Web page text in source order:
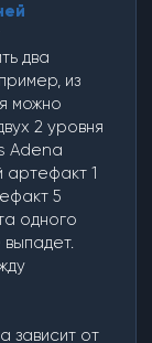
два
из
можно
2 уровня
Adena
артефакт 1
5
одного
зависит от